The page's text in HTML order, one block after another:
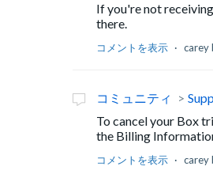
If you're not
there.
コメントを表示 carey
コミュニティ
To cancel your Box
the Billing
コメントを表示 carey